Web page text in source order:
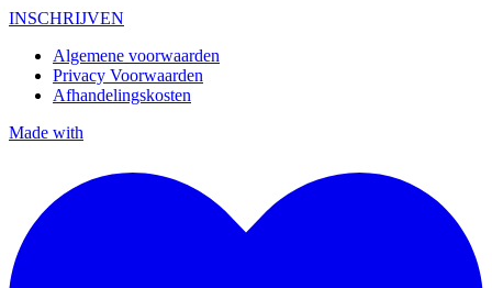
INSCHRIJVEN
Algemene voorwaarden
Privacy Voorwaarden
Afhandelingskosten
Made with